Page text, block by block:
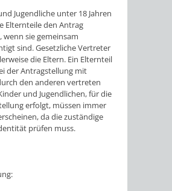
Jugendliche unter 18 Jahren
Elternteile den Antrag
wenn sie gemeinsam
sind.Gesetzliche Vertreter
die Eltern. Ein Elternteil
der Antragstellung mit
den anderen vertreten
und Jugendlichen, für die
erfolgt, müssen immer
da die zuständige
prüfen muss.